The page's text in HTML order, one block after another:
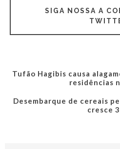
SIGA NOSSA A
Tufão Hagibis causa
residências
Desembarque de cereais
cresce